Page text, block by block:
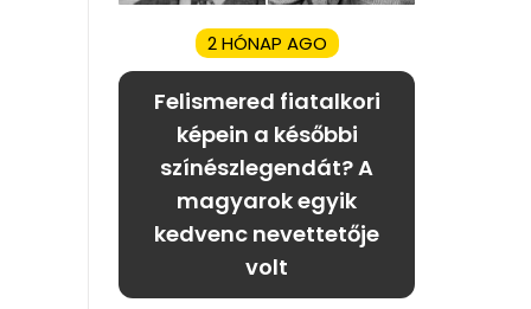
2 HÓNAP AGO
Felismered fiatalkori
képein a későbbi
színészlegendát? A
magyarok egyik
kedvenc nevettetője
volt